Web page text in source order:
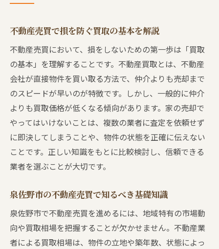
不動産売買で損を防ぐ買取の基本を解説
不動産売買において、損をしないための第一歩は「買取
の基本」を理解することです。不動産買取とは、不動産
会社が直接物件を買い取る方法で、仲介よりも売却まで
のスピードが早いのが特徴です。しかし、一般的に仲介
よりも買取価格が低くなる傾向があります。家の売却で
やってはいけないことは、複数の業者に査定を依頼せず
に即決してしまうことや、物件の状態を正確に伝えない
ことです。正しい知識をもとに比較検討し、信頼できる
業者を選ぶことが大切です。
泉佐野市の不動産売買で知るべき基礎知識
泉佐野市で不動産売買を進めるには、地域特有の市場動
向や買取相場を把握することが欠かせません。不動産業
者による買取相場は、物件の立地や築年数、状態によっ